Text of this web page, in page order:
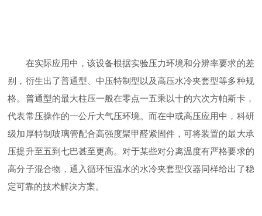
在实际应用中，该设备根据实验压力环境和分辨率要求的差
别，衍生出了普通型、中压特制型以及高压水冷夹套型等多种规
格。普通型的最大柱压一般在零点一五乘以十的六次方帕斯卡，
代表常压操作的一公斤大气压环境。而在中或高压应用中，科研
级加厚特制玻璃管配合高强度聚甲醛紧固件，可将装置的最大承
压提升至五到七巴甚至更高。对于某些对分离温度有严格要求的
高分子混合物，通入循环恒温水的水冷夹套型仪器同样给出了稳
定可靠的技术解决方案。